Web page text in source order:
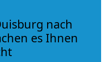
nach
es Ihnen